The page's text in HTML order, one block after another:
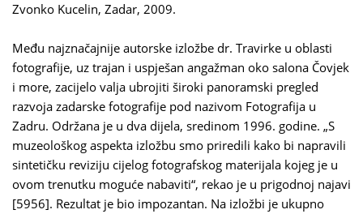
Zvonko Kucelin, Zadar, 2009.
Među najznačajnije autorske izložbe dr. Travirke u oblasti
fotografije, uz trajan i uspješan angažman oko salona Čovjek
i more, zacijelo valja ubrojiti široki panoramski pregled
razvoja zadarske fotografije pod nazivom Fotografija u
Zadru. Održana je u dva dijela, sredinom 1996. godine. „S
muzeološkog aspekta izložbu smo priredili kako bi napravili
sintetičku reviziju cijelog fotografskog materijala kojeg je u
ovom trenutku moguće nabaviti“, rekao je u prigodnoj najavi
[5956]. Rezultat je bio impozantan. Na izložbi je ukupno